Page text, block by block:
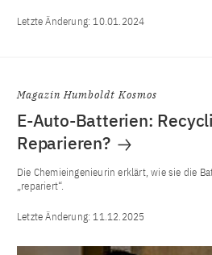
Letzte Änderung:10.01.2024
Magazin Humboldt Kosmos
E-Auto-Batterien:
Reparieren?
Die Chemieingenieurin erklärt, wie sie die
„repariert“.
Letzte Änderung:11.12.2025